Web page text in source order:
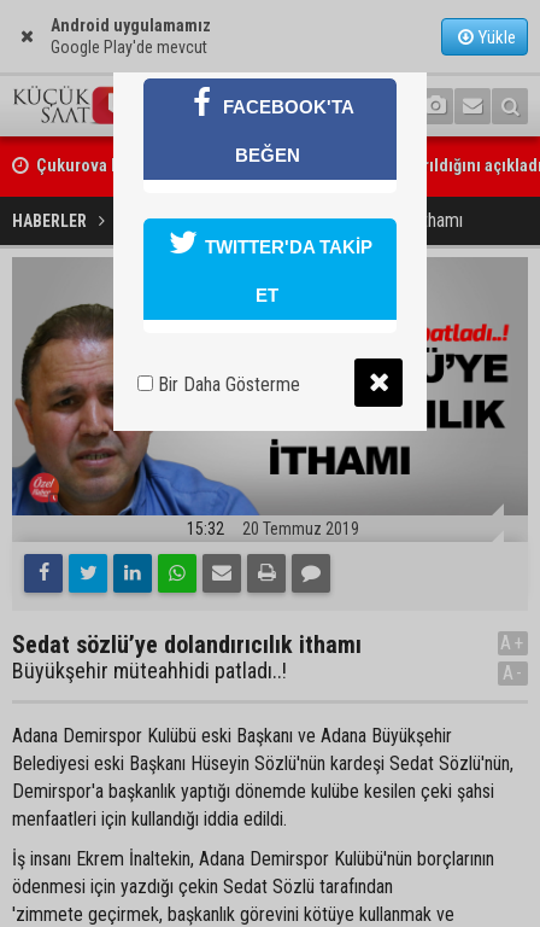
Android uygulamamız
Google Play'de mevcut
Yükle
Çukurova Belediye Başkanı Emrah Kozay CHP’den ayrıldığını
Belediye binasına girmek isteyen servisçilere biber gazlı müdahale
HABERLER GÜNDEM Sedat sözlü’ye dolandırıcılık ithamı
15:32 20 Temmuz 2019
Sedat sözlü’ye dolandırıcılık ithamı
Büyükşehir müteahhidi patladı..!
A+
A-
Adana Demirspor Kulübü eski Başkanı ve Adana Büyükşehir
Belediyesi eski Başkanı Hüseyin Sözlü'nün kardeşi Sedat Sözlü'nün,
Demirspor'a başkanlık yaptığı dönemde kulübe kesilen çeki şahsi
menfaatleri için kullandığı iddia edildi.
İş insanı Ekrem İnaltekin, Adana Demirspor Kulübü'nün borçlarının
ödenmesi için yazdığı çekin Sedat Sözlü tarafından
'zimmete geçirmek, başkanlık görevini kötüye kullanmak ve
FACEBOOK'TA
BEĞEN
TWITTER'DA TAKİP
ET
Bir Daha Gösterme